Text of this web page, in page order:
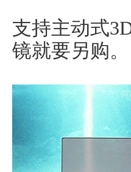
支持主动式
镜就要另购。